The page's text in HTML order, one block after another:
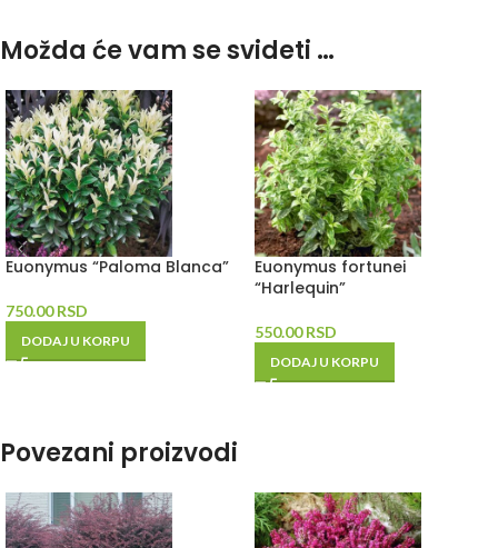
Možda će vam se svideti …
Euonymus “Paloma Blanca”
750.00RSD
DODAJ U KORPU
Euonymus fortunei
“Harlequin”
550.00RSD
DODAJ U KORPU
Povezani proizvodi